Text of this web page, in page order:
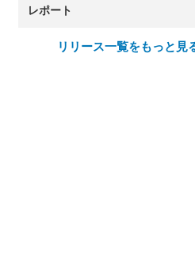
レポート
リリース一覧をもっと見